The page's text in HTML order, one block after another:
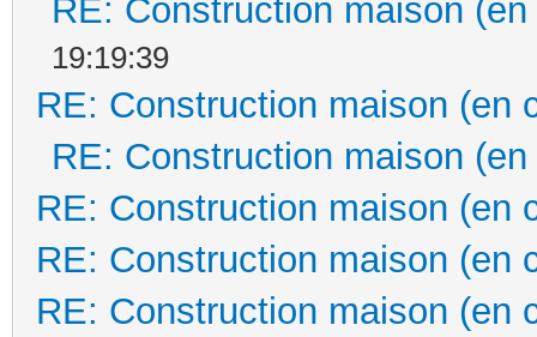
RE: Construction maison
19:19:39
RE: Construction maison (en
RE: Construction maison
RE: Construction maison (en
RE: Construction maison (en
RE: Construction maison (en